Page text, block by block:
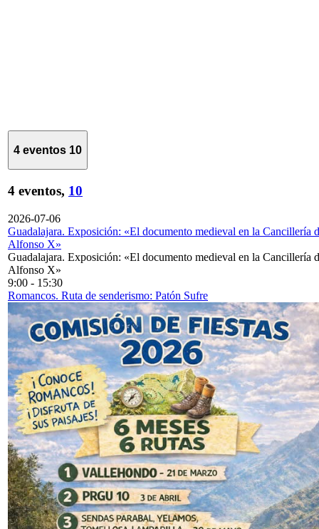
4 eventos 10
4 eventos, 10
2026-07-06
Guadalajara. Exposición: «El documento medieval en la Cancillería
Alfonso X»
Guadalajara. Exposición: «El documento medieval en la Cancillería
Alfonso X»
9:00 - 15:30
Romancos. Ruta de senderismo: Patón Sufre